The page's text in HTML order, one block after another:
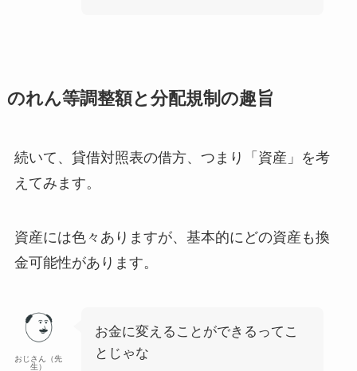
のれん等調整額と分配規制の趣旨
続いて、貸借対照表の借方、つまり「資産」を考
えてみます。
資産には色々ありますが、 基本的にどの資産も換
金可能性があります。
おじさん（先
生）
お金に変えることができるってこ
とじゃな